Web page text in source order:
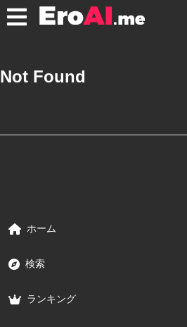
Not Found
ホーム
検索
ランキング